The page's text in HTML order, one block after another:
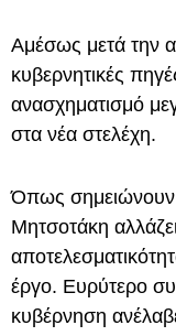
Αμέσως μετά την
κυβερνητικές
ανασχηματισμό
στα νέα στελέχη.
Όπως σημειώνουν
Μητσοτάκη
έργο. Ευρύτερο
κυβέρνηση